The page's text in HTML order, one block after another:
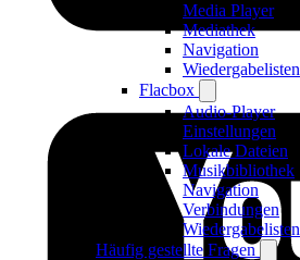
Media Player
Mediathek
Navigation
Wiedergabelisten
Flacbox
Audio-Player
Einstellungen
Lokale Dateien
Musikbibliothek
Navigation
Verbindungen
Wiedergabelisten
Häufig gestellte Fragen